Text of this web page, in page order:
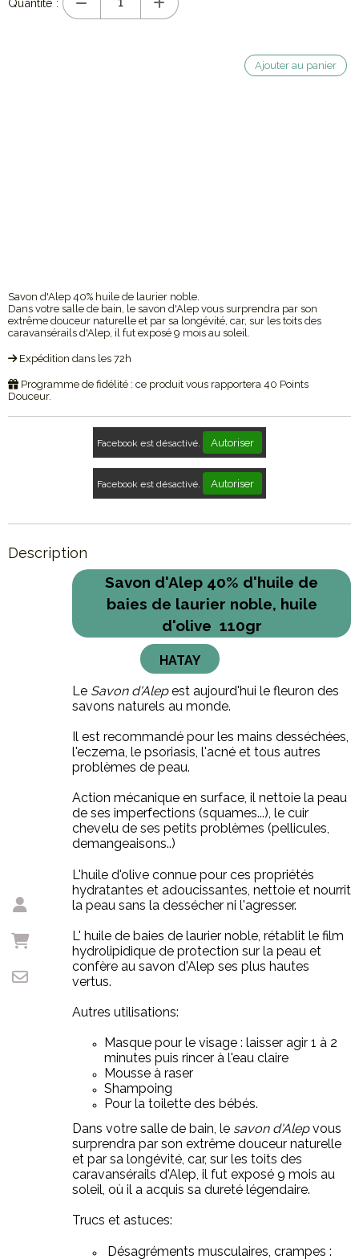
Ajouter au panier
Savon d'Alep 40% huile de laurier noble.
Dans votre salle de bain, le savon d'Alep vous surprendra par son
extrême douceur naturelle et par sa longévité, car, sur les toits des
caravansérails d'Alep, il fut exposé 9 mois au soleil.
Expédition dans les 72h
Programme de fidélité : ce produit vous rapportera 40 Points
Douceur.
Facebook est désactivé. Autoriser
Facebook est désactivé. Autoriser
Description
Savon d'Alep 40% d'huile de
baies de laurier noble, huile
d'olive 110gr
HATAY
Le Savon d'Alepest aujourd'hui le fleuron des
savons naturels au monde.
Il est recommandé pour les mains desséchées,
l'eczema, le psoriasis, l'acné et tous autres
problèmes de peau.
Action mécanique en surface, il nettoie la peau
de ses imperfections (squames...), le cuir
chevelu de ses petits problèmes (pellicules,
demangeaisons..)
L'huile d'olive connue pour ces propriétés
hydratantes et adoucissantes, nettoie et nourrit
la peau sans la dessécher ni l'agresser.
L' huile de baies de laurier noble, rétablit le film
hydrolipidique de protection sur la peau et
confère au savon d'Alep ses plus hautes
vertus.
Autres utilisations:
Masque pour le visage : laisser agir 1 à 2
minutes puis rincer à l'eau claire
Mousse à raser
Shampoing
Pour la toilette des bébés.
Dans votre salle de bain, le savon d'Alepvous
surprendra par son extrême douceur naturelle
et par sa longévité, car, sur les toits des
caravansérails d'Alep, il fut exposé 9 mois au
soleil, où il a acquis sa dureté légendaire.
Trucs et astuces:
Désagréments musculaires, crampes :